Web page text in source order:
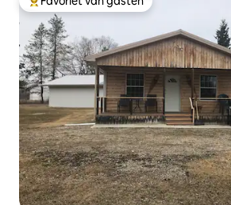
Topfavoriet van gasten